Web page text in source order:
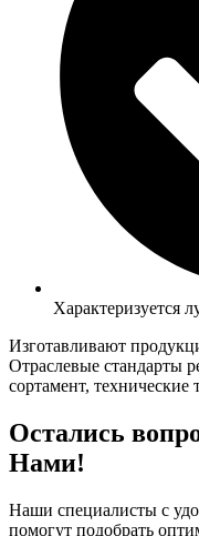
Характеризуется
Изготавливают
Отраслевые стандарты
сортамент,
Остались
Нами!
Наши специалисты с
помогут подобрать